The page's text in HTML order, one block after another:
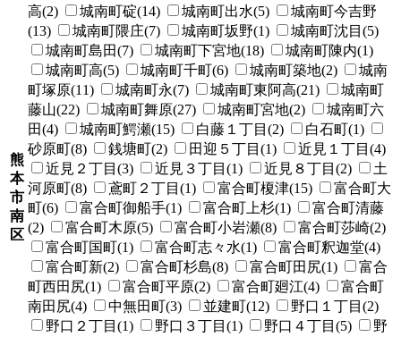
熊
本
市
南
区
高(2)
城南町碇(14) 城南町出水(5)
城南町今吉野
(13)
城南町隈庄(7) 城南町坂野(1)
城南町沈目(5)
城南町島田(7)
城南町下宮地(18)
城南町陳内(1)
城南町高(5)
城南町千町(6) 城南町築地(2)
城南
町塚原(11)
城南町永(7) 城南町東阿高(21)
城南町
藤山(22)
城南町舞原(27) 城南町宮地(2)
城南町六
田(4)
城南町鰐瀬(15) 白藤１丁目(2)
白石町(1)
砂原町(8)
銭塘町(2) 田迎５丁目(1)
近見１丁目(4)
近見２丁目(3)
近見３丁目(1) 近見８丁目(2)
土
河原町(8)
鳶町２丁目(1) 富合町榎津(15)
富合町大
町(6)
富合町御船手(1) 富合町上杉(1)
富合町清藤
(2)
富合町木原(5) 富合町小岩瀬(8)
富合町莎崎(2)
富合町国町(1)
富合町志々水(1)
富合町釈迦堂(4)
富合町新(2)
富合町杉島(8) 富合町田尻(1)
富合
町西田尻(1)
富合町平原(2) 富合町廻江(4)
富合町
南田尻(4)
中無田町(3) 並建町(12)
野口１丁目(2)
野口２丁目(1)
野口３丁目(1) 野口４丁目(5)
野